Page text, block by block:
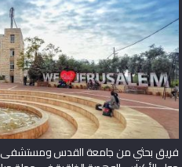
فريق بحثي من جامعة القدس ومستشفى